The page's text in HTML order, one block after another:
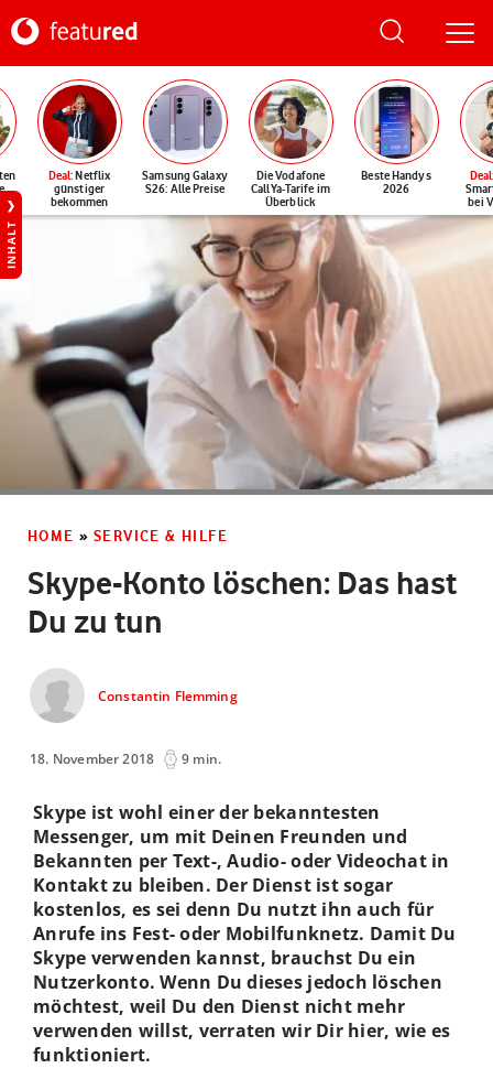
Deal: Netflix
günstiger
bekommen
Samsung Galaxy
S26: Alle Preise
Die Vodafone
CallYa-Tarife im
Überblick
Beste Handys
2026
Deal
bei
INHALT
HOME » SERVICE & HILFE
Skype-Konto löschen: Das hast
Du zu tun
Constantin Flemming
18. November 2018 9 min.
Skype ist wohl einer der bekanntesten
Messenger, um mit Deinen Freunden und
Bekannten per Text-, Audio- oder Videochat in
Kontakt zu bleiben. Der Dienst ist sogar
kostenlos, es sei denn Du nutzt ihn auch für
Anrufe ins Fest- oder Mobilfunknetz. Damit Du
Skype verwenden kannst, brauchst Du ein
Nutzerkonto. Wenn Du dieses jedoch löschen
möchtest, weil Du den Dienst nicht mehr
verwenden willst, verraten wir Dir hier, wie es
funktioniert.